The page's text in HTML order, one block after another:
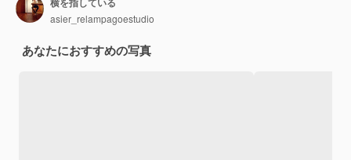
asier_relampagoestudio
あなたにおすすめの写真